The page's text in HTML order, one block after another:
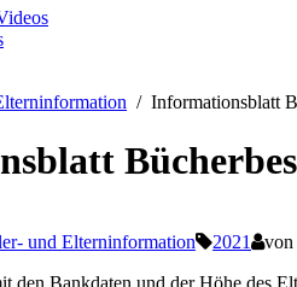
Informationsblatt
und Elterninformation 2021 von
den Bankdaten und der Höhe des